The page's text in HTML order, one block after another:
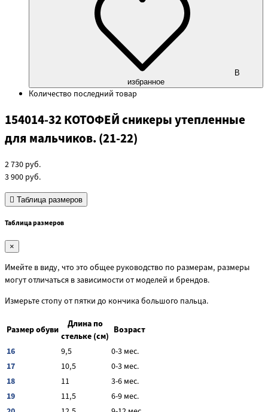
В
избранное
Количество последний товар
154014-32 КОТОФЕЙ сникеры утепленные
для мальчиков. (21-22)
2 730 руб.
3 900 руб.
Таблица размеров
Таблица размеров
×
Имейте в виду, что это общее руководство по размерам, размеры
могут отличаться в зависимости от моделей и брендов.
Измерьте стопу от пятки до кончика большого пальца.
Размер обуви
Длина по
стельке (см)
Возраст
16
9,5
0-3 мес.
17
10,5
0-3 мес.
18
11
3-6 мес.
19
11,5
6-9 мес.